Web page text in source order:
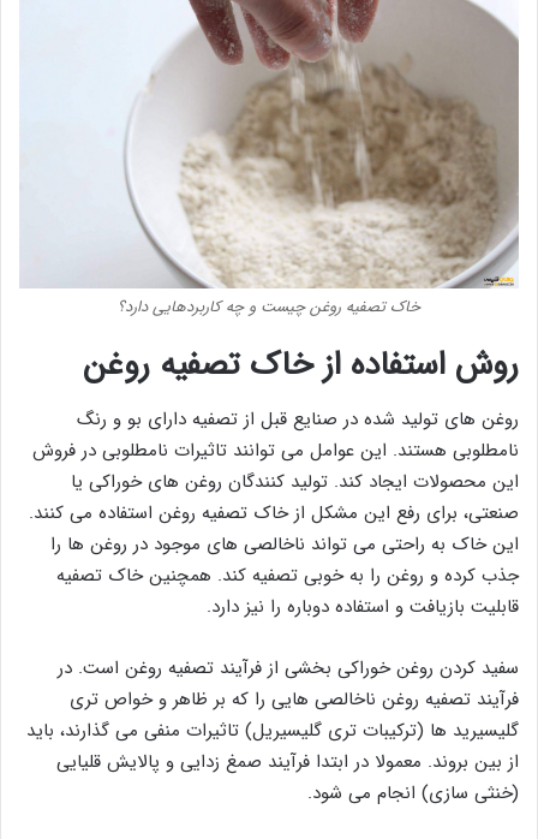
خاک تصفیه روغن چیست و چه کاربردهایی دارد؟
روش استفاده از خاک تصفیه روغن
روغن های تولید شده در صنایع قبل از تصفیه دارای بو و رنگ
نامطلوبی هستند. این عوامل می توانند تاثیرات نامطلوبی در فروش
این محصولات ایجاد کند. تولید کنندگان روغن های خوراکی یا
صنعتی، برای رفع این مشکل از خاک تصفیه روغن استفاده می کنند.
این خاک به راحتی می تواند ناخالصی های موجود در روغن ها را
جذب کرده و روغن را به خوبی تصفیه کند. همچنین خاک تصفیه
قابلیت بازیافت و استفاده دوباره را نیز دارد.
سفید کردن روغن خوراکی بخشی از فرآیند تصفیه روغن است. در
فرآیند تصفیه روغن ناخالصی هایی را که بر ظاهر و خواص تری
گلیسیرید ها (ترکیبات تری گلیسیریل) تاثیرات منفی می گذارند، باید
از بین بروند. معمولا در ابتدا فرآیند صمغ زدایی و پالایش قلیایی
(خنثی سازی) انجام می شود.